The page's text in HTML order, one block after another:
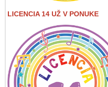
LICENCIA 14 UŽ V PONUKE